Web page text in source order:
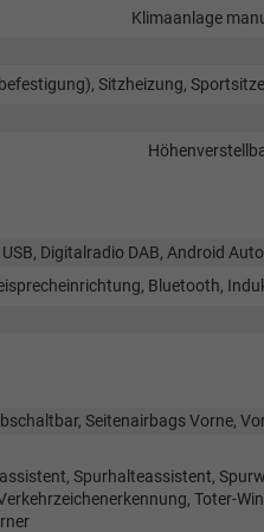
Klimaanlage
Sitzheizung,
Digitalradio DAB, Android
Bluetooth,
Seitenairbags Vorne,
Spurhalteassistent,
Toter-